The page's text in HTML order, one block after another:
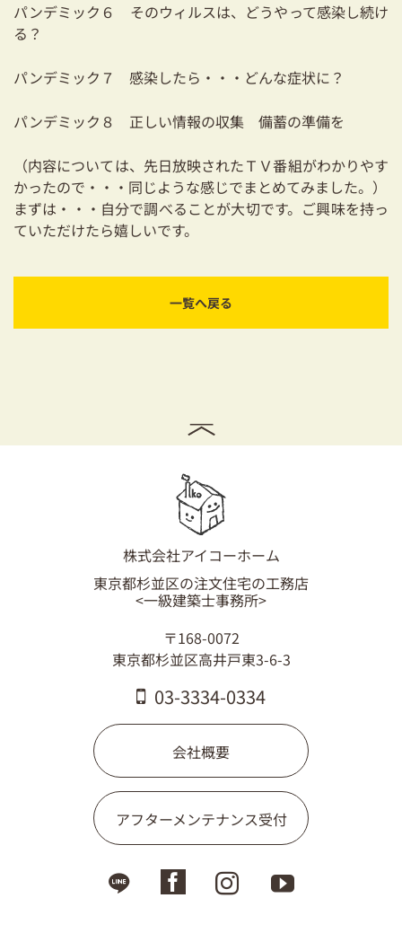
パンデミック６ そのウィルスは、どうやって感染し続け
る？
パンデミック７ 感染したら・・・どんな症状に？
パンデミック８ 正しい情報の収集 備蓄の準備を
（内容については、先日放映されたＴＶ番組がわかりやす
かったので・・・同じような感じでまとめてみました。）
まずは・・・自分で調べることが大切です。ご興味を持っ
ていただけたら嬉しいです。
一覧へ戻る
株式会社アイコーホーム
東京都杉並区の注文住宅の工務店
<一級建築士事務所>
〒168-0072
東京都杉並区高井戸東3-6-3
03-3334-0334
会社概要
アフターメンテナンス受付